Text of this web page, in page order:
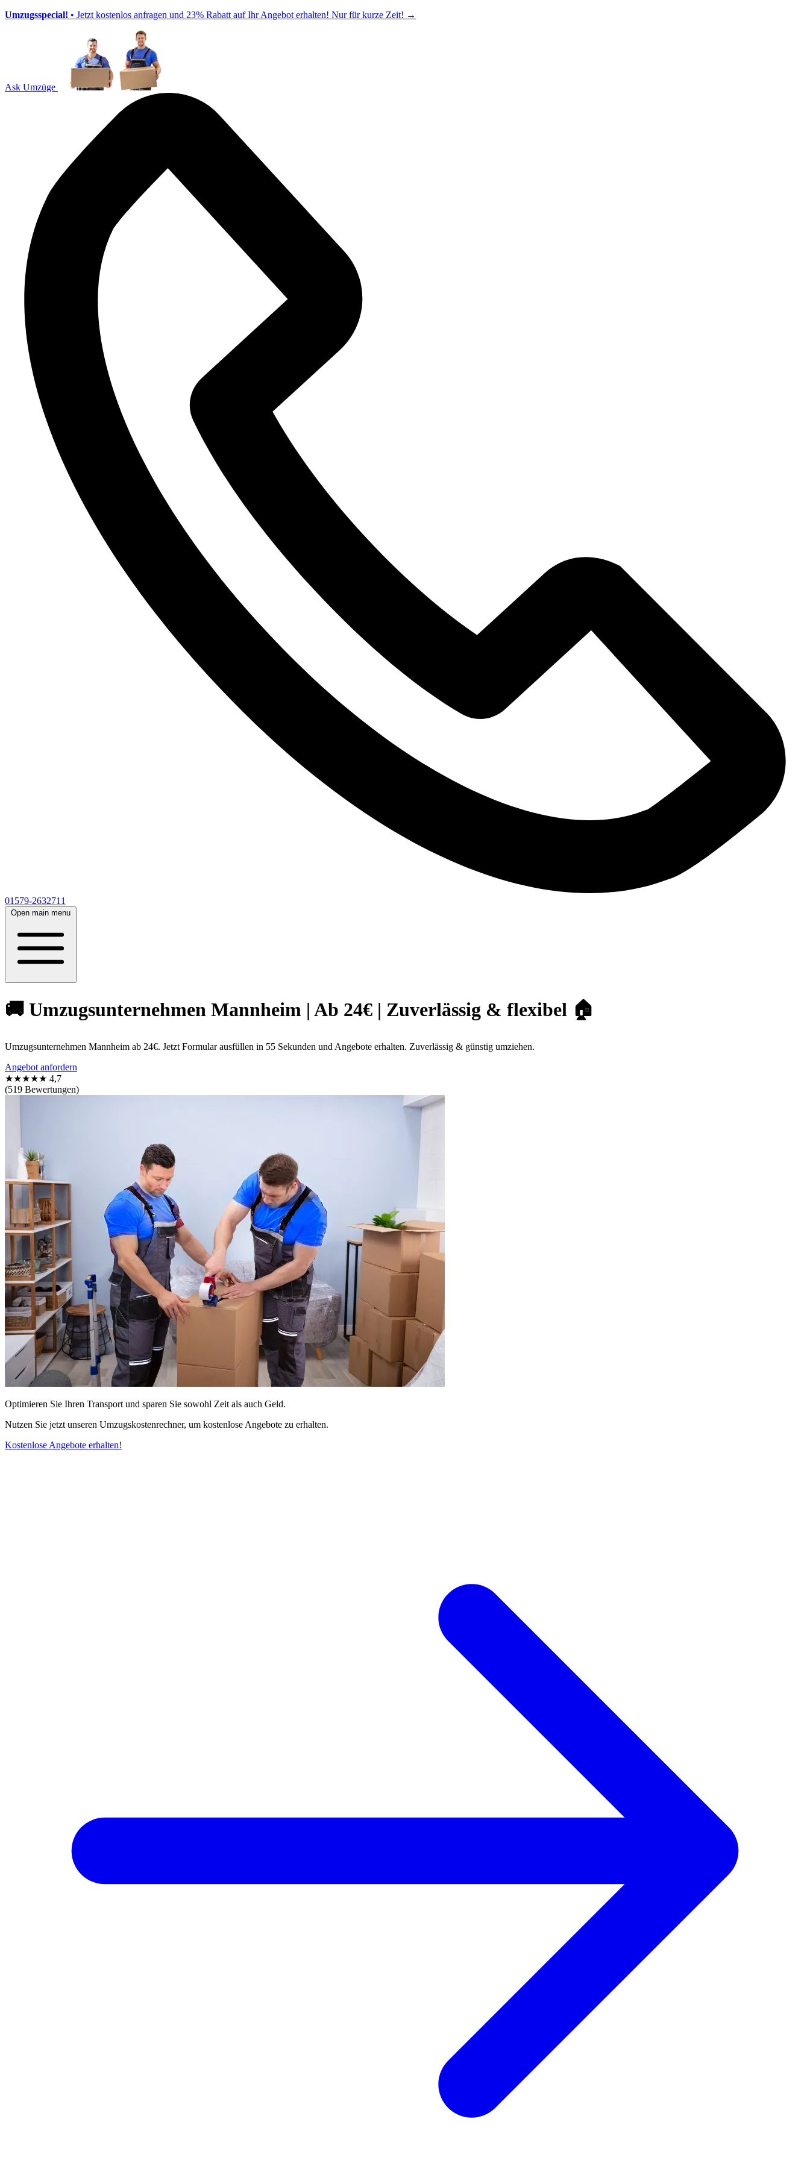
Umzugsspecial! • Jetzt kostenlos anfragen und 23% Rabatt auf Ihr Angebot erhalten! Nur für kurze Zeit! →
Ask Umzüge
01579-2632711
Open main menu
🚚 Umzugsunternehmen Mannheim | Ab 24€ | Zuverlässig & flexibel 🏠
Umzugsunternehmen Mannheim ab 24€. Jetzt Formular ausfüllen in 55 Sekunden und Angebote erhalten. Zuverlässig & günstig umziehen.
Angebot anfordern
★★★★★ 4,7
(519 Bewertungen)
Optimieren Sie Ihren Transport und sparen Sie sowohl Zeit als auch Geld.
Nutzen Sie jetzt unseren Umzugskostenrechner, um kostenlose Angebote zu erhalten.
Kostenlose Angebote erhalten!